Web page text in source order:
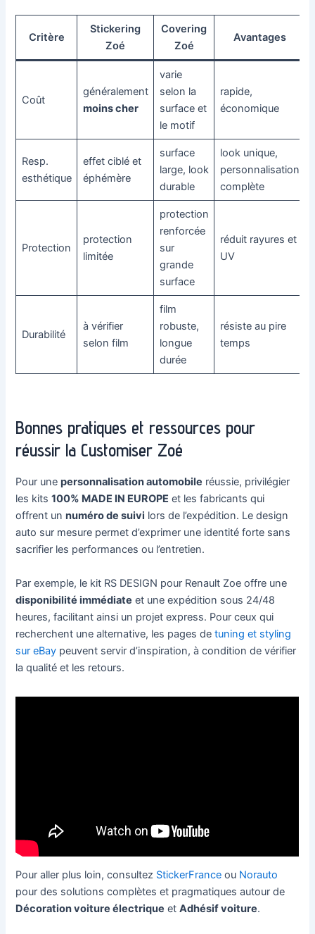
Critère
Stickering
Zoé
Covering
Zoé
Avantages
Coût
généralement
moins cher
varie
selon la
surface et
le motif
rapide,
économique
Resp.
esthétique
effet ciblé et
éphémère
surface
large, look
durable
look unique,
personnalisation
complète
Protection
protection
limitée
protection
renforcée
sur
grande
surface
réduit rayures et
UV
Durabilité
à vérifier
selon film
film
robuste,
longue
durée
résiste au pire
temps
Bonnes pratiques et ressources pour
réussir la Customiser Zoé
Pour unepersonnalisation automobile réussie, privilégier
les kits100% MADE IN EUROPE et les fabricants qui
offrent unnuméro de suivi lors de l’expédition. Le design
auto sur mesure permet d’exprimer une identité forte sans
sacrifier les performances ou l’entretien.
Par exemple, le kit RS DESIGN pour Renault Zoe offre une
disponibilité immédiate et une expédition sous 24/48
heures, facilitant ainsi un projet express. Pour ceux qui
recherchent une alternative, les pages detuning et styling
sur eBay peuvent servir d’inspiration, à condition de vérifier
la qualité et les retours.
Pour aller plus loin, consultez StickerFrance ou Norauto
pour des solutions complètes et pragmatiques autour de
Décoration voiture électrique etAdhésif voiture.